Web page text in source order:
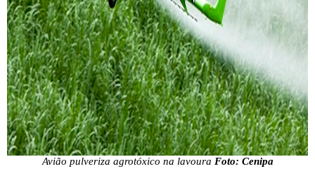
Avião pulveriza agrotóxico na lavoura Foto: Cenipa